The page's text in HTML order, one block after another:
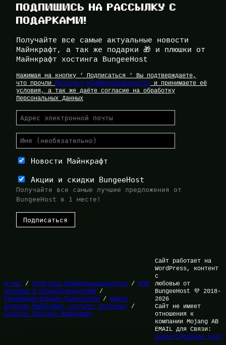
ПОДПИШИСЬ НА РАССЫЛКУ С
ПОДАРКАМИ!
Получайте все самые актуальные новости
Майнкрафт, а так же подарки 🎁 и плюшки от
Майнкрафт хостинга BungeeHost
Нажимая на кнопку ‘ Подписаться ‘ Вы подтверждаете,
что прочли Политику Конфиденциальности и принимаете её
условия, а так же даёте согласие на обработку
Персональных Данных
Новости Майнкрафт
Акции и скидки BungeeHost
Получайте все самые лучшие предложения от
BungeeHost в 1 месте!
О Нас / Политика Конфиденциальности / Для
Авторов и Правообладателей /
Рекомендательные Технологии / Найти
игроков Майнкрафт (Каталог Игроков) /
Скачать Плагины Майнкрафт
Сайт работает на
WordPress, контент
с
любовью от
BungeeHost 💜 2018-
2026
Сайт не имеет
отношения к
компании Mojang AB
EMAIL для Связи:
support@bungee.host